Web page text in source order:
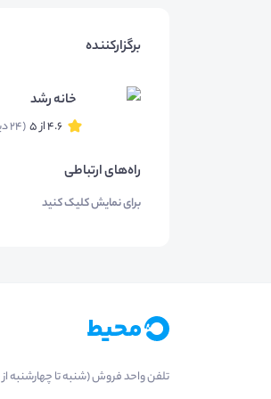
برگزارکننده
خانه رشد
4.6 از 5 (24 دیدگاه)
راه‌های ارتباطی
برای نمایش کلیک کنید
تلفن واحد فروش (شنبه تا چهارشنبه از 08:00 الی 17:00)